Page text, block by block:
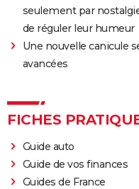
seulement par
de réguler leur humeur
Une nouvelle canicule
avancées
FICHES
Guide auto
Guide de vos finances
Guides de France